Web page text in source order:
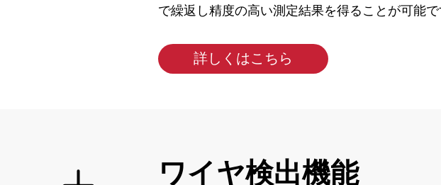
で繰返し精度の高い測定結果を得ることが可能で
詳しくはこちら
ワイヤ検出機能